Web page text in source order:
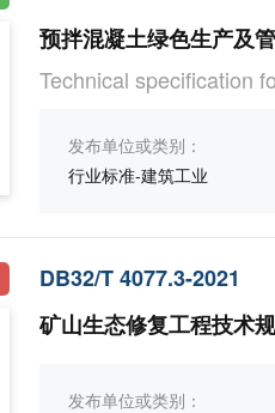
预拌混凝土绿色生产及
Technical specification
发布单位或类别：
行业标准-建筑工业
DB32/T 4077.3-2021
矿山生态修复工程技术
发布单位或类别：